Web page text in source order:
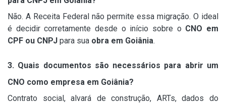
Não. A Receita Federal não permite essa migração. O ideal
é decidir corretamente desde o início sobre o CNO em
CPF ou CNPJ para sua obra em Goiânia.
3. Quais documentos são necessários para abrir um
CNO como empresa em Goiânia?
Contrato social, alvará de construção, ARTs, dados do